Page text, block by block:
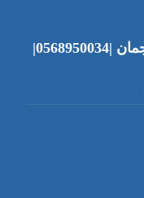
شركة مكافحة الصراصير في عجمان |0568950034|